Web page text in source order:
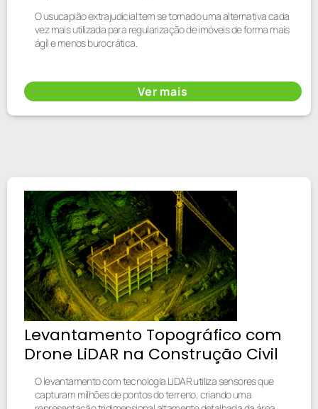
O usucapião extrajudicial tem se tornado uma alternativa cada
vez mais utilizada para regularização de imóveis de forma mais
ágil e menos burocrática.
Ver mais
Levantamento Topográfico com
Drone LiDAR na Construção Civil
O levantamento com tecnologia LiDAR utiliza sensores que
capturam milhões de pontos do terreno, criando uma